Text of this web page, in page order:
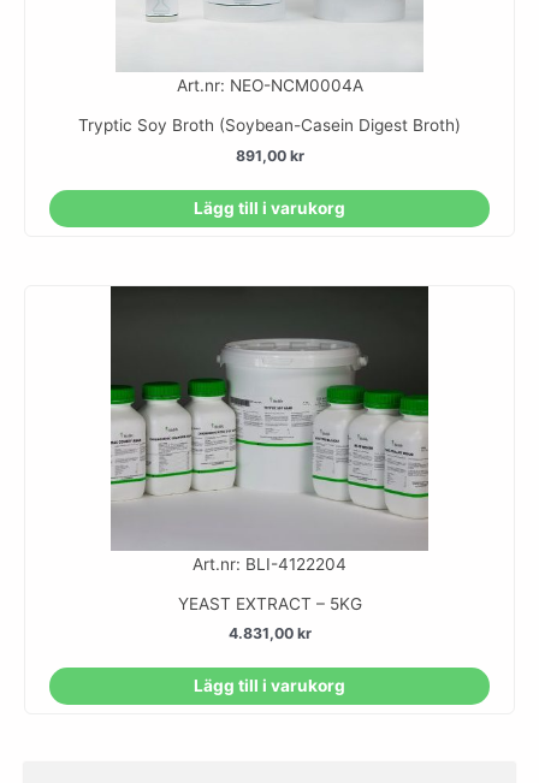
Art.nr: NEO-NCM0004A
Tryptic Soy Broth (Soybean-Casein Digest Broth)
891,00 kr
Lägg till i varukorg
Art.nr: BLI-4122204
YEAST EXTRACT – 5KG
4.831,00 kr
Lägg till i varukorg